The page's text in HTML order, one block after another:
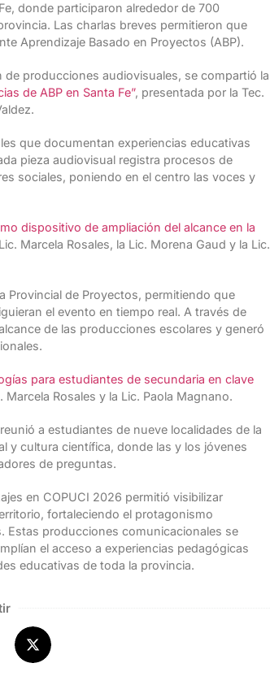
donde participaron alrededor de 700
Las charlas breves permitieron que
Aprendizaje Basado en Proyectos (ABP).
producciones audiovisuales, se compartió la
de ABP en Santa Fe”, presentada por la Tec.
que documentan experiencias educativas
pieza audiovisual registra procesos de
sociales, poniendo en el centro las voces y
dispositivo de ampliación del alcance en la
Marcela Rosales, la Lic. Morena Gaud y la Lic.
Provincial de Proyectos, permitiendo que
el evento en tiempo real. A través de
de las producciones escolares y generó
para estudiantes de secundaria en clave
Rosales y la Lic. Paola Magnano.
a estudiantes de nueve localidades de la
y cultura científica, donde las y los jóvenes
de preguntas.
en COPUCI 2026 permitió visibilizar
fortaleciendo el protagonismo
producciones comunicacionales se
el acceso a experiencias pedagógicas
educativas de toda la provincia.